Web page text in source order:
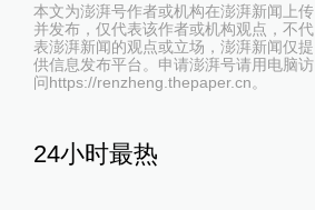
本文为澎湃号作者或机构在澎湃新闻上传
并发布，仅代表该作者或机构观点，不代
表澎湃新闻的观点或立场，澎湃新闻仅提
供信息发布平台。申请澎湃号请用电脑访
问https://renzheng.thepaper.cn。
24小时最热